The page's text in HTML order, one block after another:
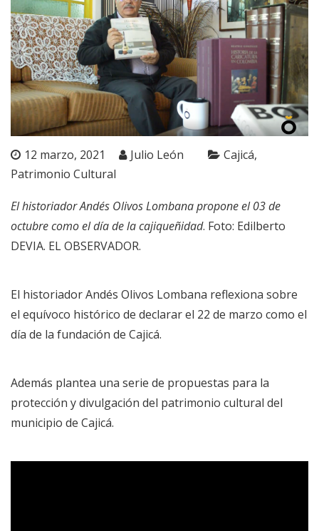
12 marzo, 2021 Julio León
Cajicá
Patrimonio Cultural
El historiador Andés Olivos Lombana propone el 03 de
octubre como el día de la cajiqueñidad. Foto: Edilberto
DEVIA. EL OBSERVADOR.
El historiador Andés Olivos Lombana reflexiona sobre
el equívoco histórico de declarar el 22 de marzo como el
día de la fundación de Cajicá.
Además plantea una serie de propuestas para la
protección y divulgación del patrimonio cultural del
municipio de Cajicá.